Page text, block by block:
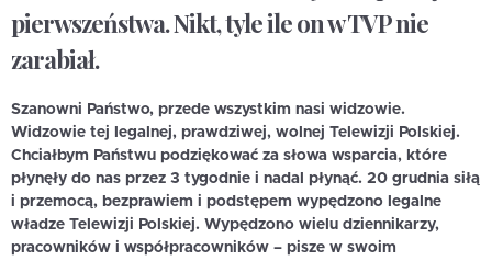
pierwszeństwa. Nikt, tyle ile on w TVP nie
zarabiał.
Szanowni Państwo, przede wszystkim nasi widzowie.
Widzowie tej legalnej, prawdziwej, wolnej Telewizji Polskiej.
Chciałbym Państwu podziękować za słowa wsparcia, które
płynęły do nas przez 3 tygodnie i nadal płynąć. 20 grudnia siłą
i przemocą, bezprawiem i podstępem wypędzono legalne
władze Telewizji Polskiej. Wypędzono wielu dziennikarzy,
pracowników i współpracowników – pisze w swoim